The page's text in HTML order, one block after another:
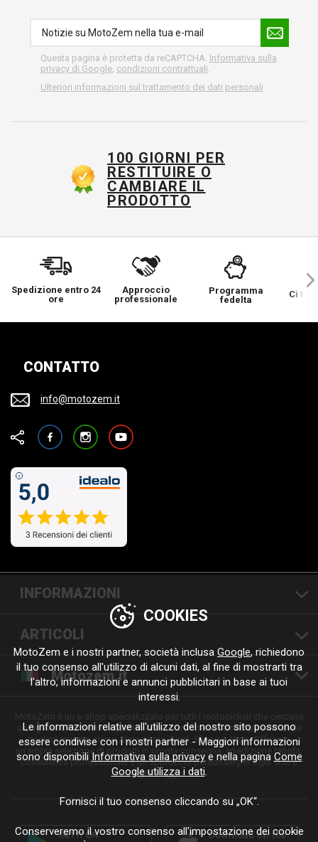
Questa pagina è protetta da reCAPTCHA. Informativa sulla
privacy di Google, condizioni contrattuali.
Ulteriori informazioni sul trattamento dei dati personali
100 GIORNI PER
RESTITUIRE O
CAMBIARE IL
PRODOTTO
Spedizione entro 24
ore
Approccio
professionale
Programma
fedelta
Ci
CONTATTO
info@motozem.it
FacebookInstagramYouTube
INFORMAZIONI
ARTICOLI
Motozem.it
abbigliamento moto di qualità, accessori, ricambi e componenti delle
migliori marche come Alpinestars, Revit, Shima o Nexx. Offriamo
un'ampia selezione di prodotti in pronta consegna, spedizione rapida,
consulenza professionale e un approccio personale per ogni stile e
ogni viaggio.
COOKIES
MotoZem e i nostri partner, società inclusa Google, richiedono
il tuo consenso all'utilizzo di alcuni dati, al fine di mostrarti tra
l'altro, informazioni e annunci pubblicitari in base ai tuoi
interessi.
Le informazioni relative all'utilizzo del nostro sito possono
essere condivise con i nostri partner - Maggiori informazioni
sono disponibili Informativa sulla privacye nella pagina Come
Google utilizza i dati.
Fornisci il tuo consenso cliccando su „OK“.
Conserveremo il vostro consenso all'impostazione dei cookie